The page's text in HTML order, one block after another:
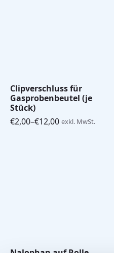
Clipverschluss für
Gasprobenbeutel (je
Stück)
€2,00–€12,00
Preisspanne: exkl. MwSt.